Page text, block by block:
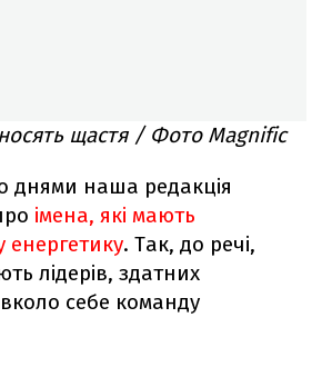
щастя / Фото Magnific
днями наша редакція
імена, які мають
енергетику. Так, до речі,
лідерів, здатних
себе команду